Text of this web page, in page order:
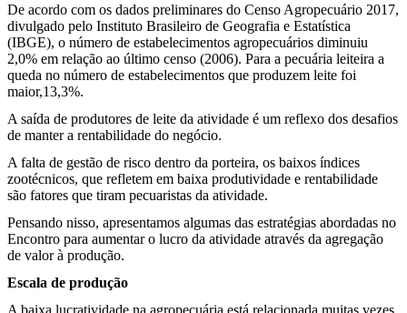
De acordo com os dados preliminares do Censo Agropecuário 2017,
divulgado pelo Instituto Brasileiro de Geografia e Estatística
(IBGE), o número de estabelecimentos agropecuários diminuiu
2,0% em relação ao último censo (2006). Para a pecuária leiteira a
queda no número de estabelecimentos que produzem leite foi
maior,13,3%.
A saída de produtores de leite da atividade é um reflexo dos desafios
de manter a rentabilidade do negócio.
A falta de gestão de risco dentro da porteira, os baixos índices
zootécnicos, que refletem em baixa produtividade e rentabilidade
são fatores que tiram pecuaristas da atividade.
Pensando nisso, apresentamos algumas das estratégias abordadas no
Encontro para aumentar o lucro da atividade através da agregação
de valor à produção.
Escala de produção
A baixa lucratividade na agropecuária está relacionada muitas vezes